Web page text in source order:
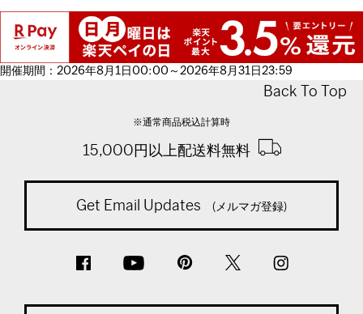
開催期間：2026年8月1日00:00～2026年8月31日23:59
Back To Top
※通常商品税込計算時
15,000円以上配送料無料
Get Email Updates (メルマガ登録)